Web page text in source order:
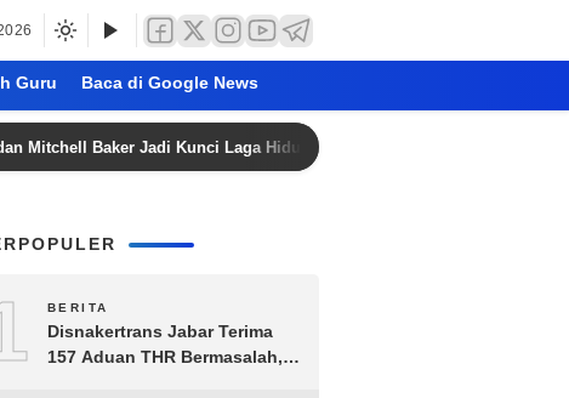
Guru Baca di Google News
Baker Jadi Kunci Laga Hidup-Mati Singapura vs Timnas Indonesia di
BERITA
Disnakertrans Jabar Terima
157 Aduan THR Bermasalah,